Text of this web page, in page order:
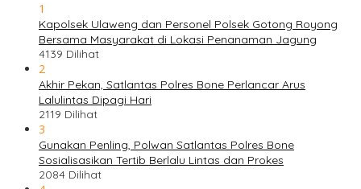
1
Kapolsek Ulaweng dan Personel Polsek Gotong Royong
Bersama Masyarakat di Lokasi Penanaman Jagung
4139 Dilihat
2
Akhir Pekan, Satlantas Polres Bone Perlancar Arus
Lalulintas Dipagi Hari
2119 Dilihat
3
Gunakan Penling, Polwan Satlantas Polres Bone
Sosialisasikan Tertib Berlalu Lintas dan Prokes
2084 Dilihat